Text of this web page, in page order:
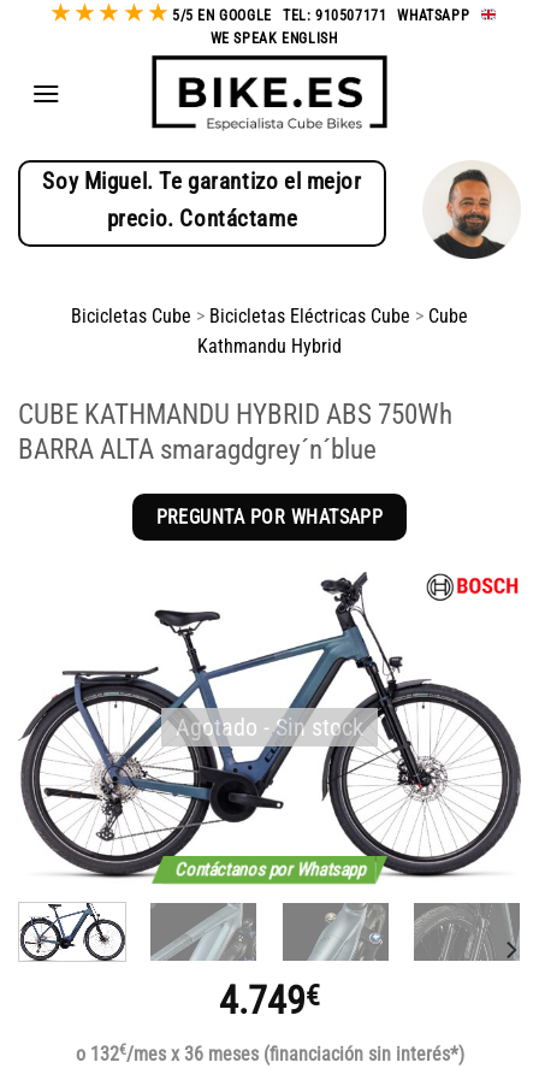
★★ ★ ★★ 5/5 EN GOOGLE TEL: 910507171 -WHATSAPP
WE SPEAK ENGLISH
Soy Miguel. Te garantizo el mejor
precio. Contáctame
Bicicletas Cube > Bicicletas Eléctricas Cube > Cube
Kathmandu Hybrid
CUBE KATHMANDU HYBRID ABS 750Wh
BARRA ALTA smaragdgrey´n´blue
PREGUNTA POR WHATSAPP
Contáctanos por Whatsapp
Agotado - Sin stock
4.749€
o 132€/mes x 36 meses (financiación sin interés*)